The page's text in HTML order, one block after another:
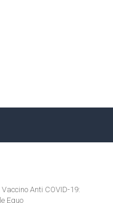
Vaccino Anti COVID-19:
Equo